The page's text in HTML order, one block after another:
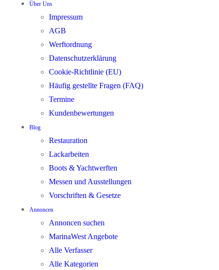
Über Uns
Impressum
AGB
Werftordnung
Datenschutzerklärung
Cookie-Richtlinie (EU)
Häufig gestellte Fragen (FAQ)
Termine
Kundenbewertungen
Blog
Restauration
Lackarbeiten
Boots & Yachtwerften
Messen und Ausstellungen
Vorschriften & Gesetze
Annoncen
Annoncen suchen
MarinaWest Angebote
Alle Verfasser
Alle Kategorien